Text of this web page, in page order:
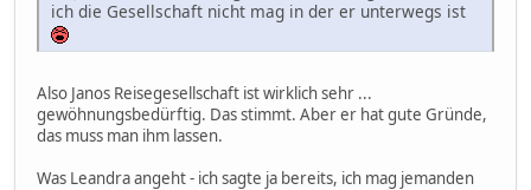
ich die Gesellschaft nicht mag in der er unterwegs ist
Also Janos Reisegesellschaft ist wirklich sehr ...
gewöhnungsbedürftig. Das stimmt. Aber er hat gute Gründe,
das muss man ihm lassen.
Was Leandra angeht - ich sagte ja bereits, ich mag jemanden